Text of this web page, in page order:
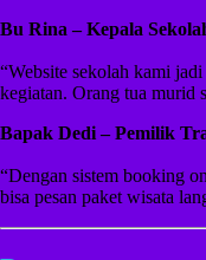
Bu Rina – Kepala
“Website sekolah kami
kegiatan. Orang tua murid
Bapak Dedi – Pemilik
“Dengan sistem booking
bisa pesan paket wisata